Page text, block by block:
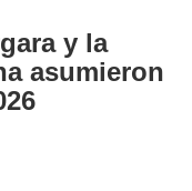
y la
asumieron